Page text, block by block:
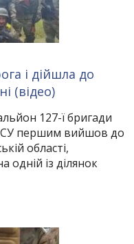
і дійшла до
(відео)
127-ї бригади
першим вийшов до
області,
одній із ділянок